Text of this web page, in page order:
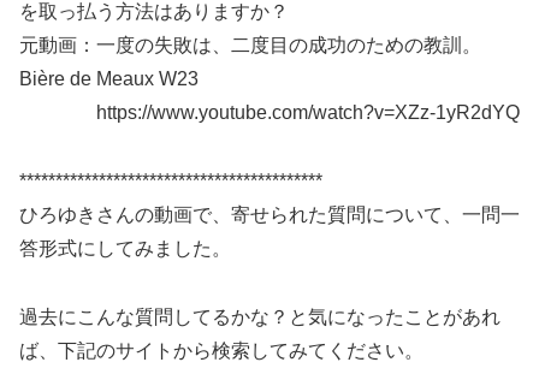
を取っ払う方法はありますか？
元動画：一度の失敗は、二度目の成功のための教訓。
Bière de Meaux W23
https://www.youtube.com/watch?v=XZz-1yR2dYQ
******************************************
ひろゆきさんの動画で、寄せられた質問について、一問一
答形式にしてみました。
過去にこんな質問してるかな？と気になったことがあれ
ば、下記のサイトから検索してみてください。